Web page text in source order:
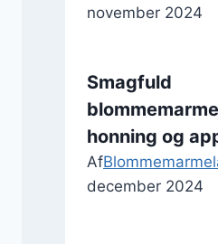
november 2024
Smagfuld
honning og
Af
december 2024